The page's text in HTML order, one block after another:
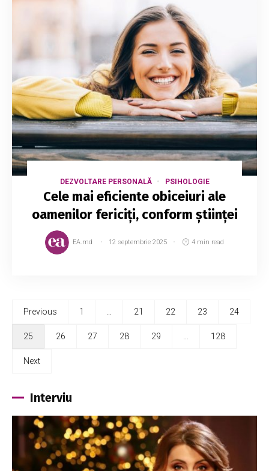
DEZVOLTARE PERSONALĂ PSIHOLOGIE
Cele mai eficiente obiceiuri ale
oamenilor fericiți, conform științei
EA.md 12 septembrie 2025 4 min read
Previous 1 21 22 23 24
25 26 27 28 29 128
Next
Interviu